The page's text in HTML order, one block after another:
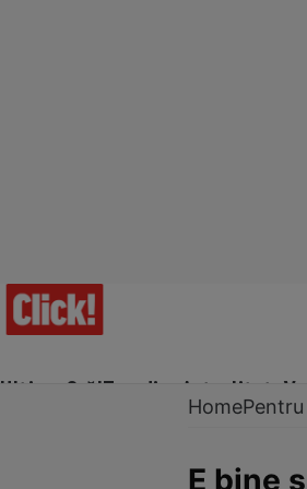
Ultima Oră!Trending Actualitate
Home
E bine